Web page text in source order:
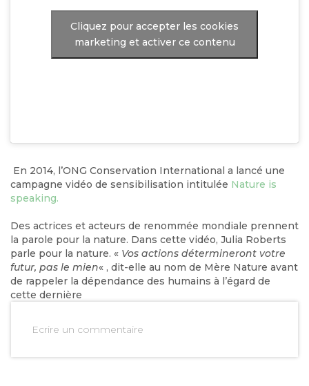
Cliquez pour accepter les cookies
marketing et activer ce contenu
En 2014, l’ONG Conservation International a lancé une
campagne vidéo de sensibilisation intitulée Nature is
speaking.
Des actrices et acteurs de renommée mondiale prennent
la parole pour la nature. Dans cette vidéo, Julia Roberts
parle pour la nature. « Vos actions détermineront votre
futur, pas le mien« , dit-elle au nom de Mère Nature avant
de rappeler la dépendance des humains à l’égard de
cette dernière
Ecrire un commentaire